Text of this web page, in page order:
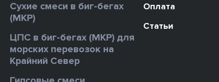
Сухие смеси в биг-бегах
(МКР)
ЦПС в биг-бегах (МКР) для
морских перевозок на
Крайний Север
Оплата
Статьи